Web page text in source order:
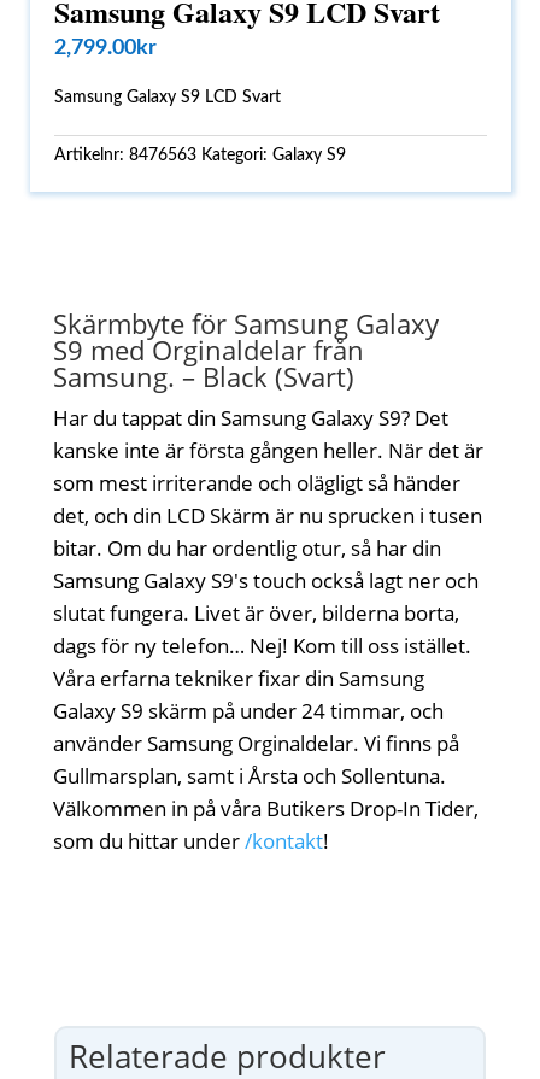
Samsung Galaxy S9 LCD Svart
2,799.00kr
Samsung Galaxy S9 LCD Svart
Artikelnr:8476563 Kategori:Galaxy S9
Skärmbyte för Samsung Galaxy
S9 med Orginaldelar från
Samsung. – Black (Svart)
Har du tappat din Samsung Galaxy S9? Det
kanske inte är första gången heller. När det är
som mest irriterande och olägligt så händer
det, och din LCD Skärm är nu sprucken i tusen
bitar. Om du har ordentlig otur, så har din
Samsung Galaxy S9's touch också lagt ner och
slutat fungera. Livet är över, bilderna borta,
dags för ny telefon… Nej! Kom till oss istället.
Våra erfarna tekniker fixar din Samsung
Galaxy S9 skärm på under 24 timmar, och
använder Samsung Orginaldelar. Vi finns på
Gullmarsplan, samt i Årsta och Sollentuna.
Välkommen in på våra Butikers Drop-In Tider,
som du hittar under/kontakt!
Relaterade produkter